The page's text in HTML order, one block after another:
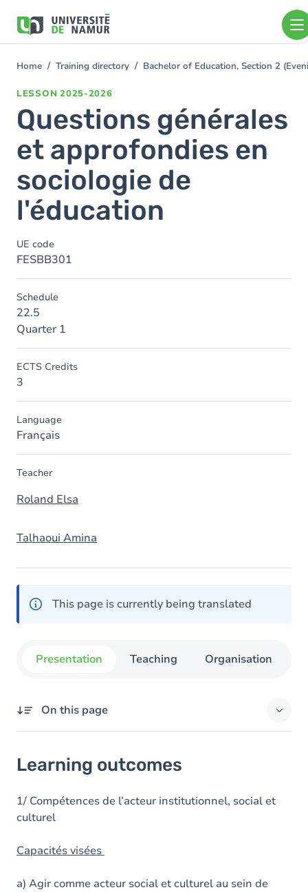
main
You
Home Training directory Bachelor of Education, Section 2
LESSON 2025-2026
Questions générales
et approfondies en
sociologie de
l'éducation
UE code
FESBB301
Schedule
22.5
Quarter 1
ECTS Credits
3
Language
Français
Teacher
Roland Elsa
Talhaoui Amina
This page is currently being translated
Presentation Teaching Organisation
On this page
Goals
Content
Learning outcomes
1/ Compétences de l’acteur institutionnel, social et
culturel
Capacités visées
a) Agir comme acteur social et culturel au sein de